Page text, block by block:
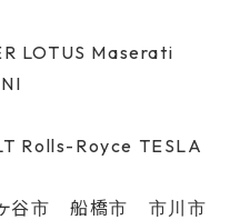
LOTUS Maserati
Rolls-Royce TESLA
谷市 船橋市 市川市